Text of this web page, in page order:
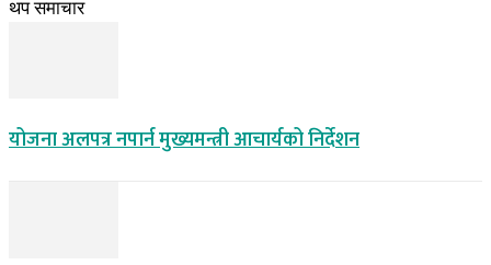
थप समाचार
योजना अलपत्र नपार्न मुख्यमन्त्री आचार्यको निर्देशन